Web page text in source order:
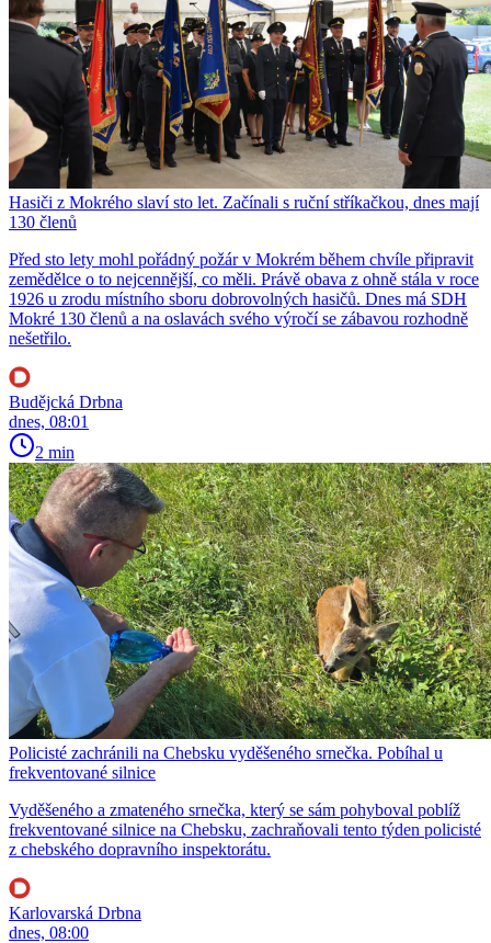
Hasiči z Mokrého slaví sto let. Začínali s ruční stříkačkou, dnes mají
130 členů
Před sto lety mohl pořádný požár v Mokrém během chvíle připravit
zemědělce o to nejcennější, co měli. Právě obava z ohně stála v roce
1926 u zrodu místního sboru dobrovolných hasičů. Dnes má SDH
Mokré 130 členů a na oslavách svého výročí se zábavou rozhodně
nešetřilo.
Budějcká Drbna
dnes, 08:01
2 min
Policisté zachránili na Chebsku vyděšeného srnečka. Pobíhal u
frekventované silnice
Vyděšeného a zmateného srnečka, který se sám pohyboval poblíž
frekventované silnice na Chebsku, zachraňovali tento týden policisté
z chebského dopravního inspektorátu.
Karlovarská Drbna
dnes, 08:00